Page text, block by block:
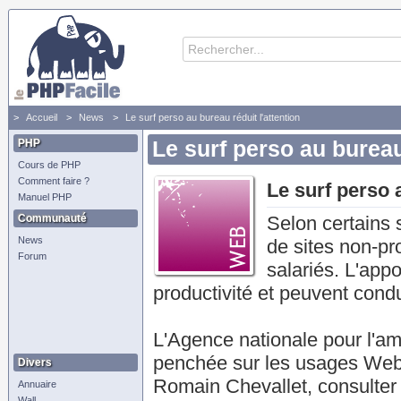
Accueil News Le surf perso au bureau réduit l'attention
PHP
Cours de PHP
Comment faire ?
Manuel PHP
Communauté
News
Forum
Divers
Annuaire
Le surf perso au
Le surf perso
Selon certains
de sites non-
salariés.
productivité et peuvent
L'Agence nationale pour
penchée sur les usages
Romain Chevallet,